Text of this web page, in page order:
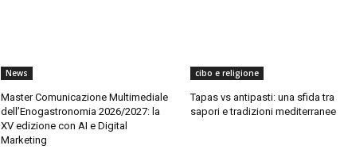
News
Master Comunicazione Multimediale
dell’Enogastronomia 2026/2027: la
XV edizione con AI e Digital
Marketing
cibo e religione
Tapas vs antipasti: una sfida tra
sapori e tradizioni mediterranee